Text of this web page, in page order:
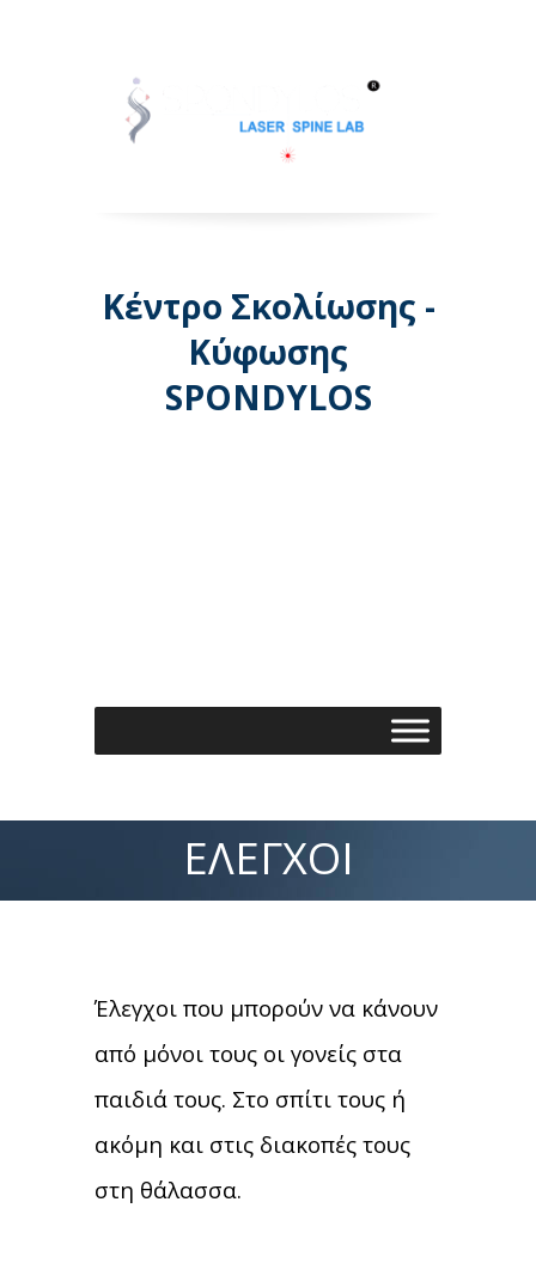
Κέντρο Σκολίωσης -
Κύφωσης
SPONDYLOS
ΈΛΕΓΧΟΙ
Έλεγχοι που μπορούν να κάνουν
από μόνοι τους οι γονείς στα
παιδιά τους. Στο σπίτι τους ή
ακόμη και στις διακοπές τους
στη θάλασσα.